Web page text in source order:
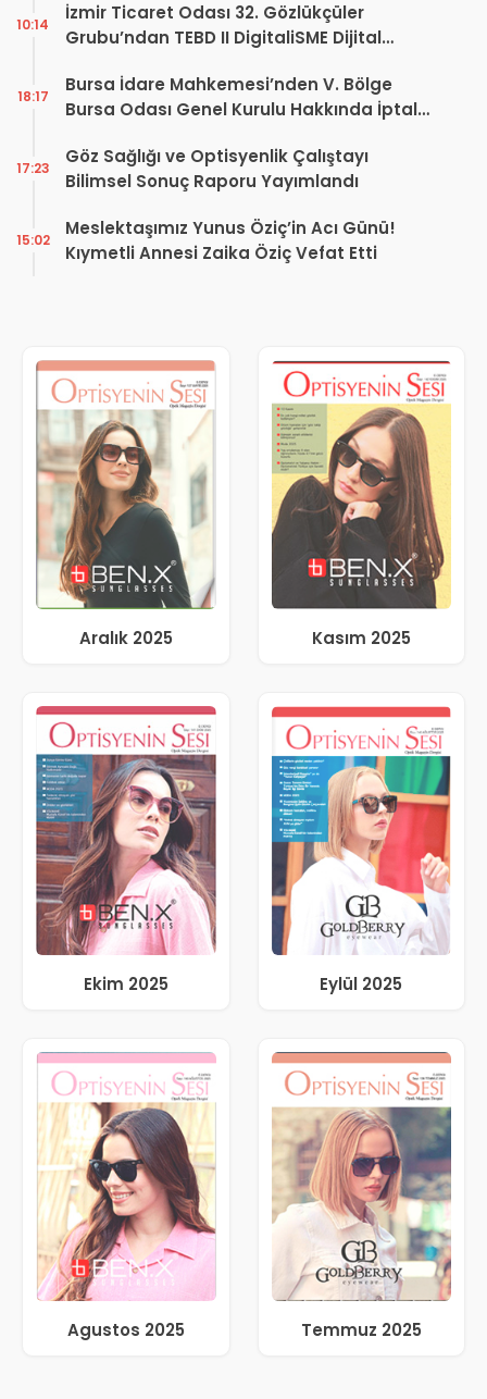
İzmir Ticaret Odası 32. Gözlükçüler
Grubu’ndan TEBD II DigitaliSME Dijital
10:14
Bursa İdare Mahkemesi’nden V. Bölge
Bursa Odası Genel Kurulu Hakkında İptal
18:17
Göz Sağlığı ve Optisyenlik Çalıştayı
Bilimsel Sonuç Raporu Yayımlandı
17:23
Meslektaşımız Yunus Öziç’in Acı Günü!
Kıymetli Annesi Zaika Öziç Vefat Etti
15:02
Aralık 2025 Kasım 2025
Ekim 2025 Eylül 2025
Agustos 2025 Temmuz 2025